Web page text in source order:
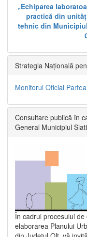
„Echiparea
practică din
tehnic din Municipiul
Strategia Națională
Monitorul Oficial
Consultare publică în
General Municipiul
În cadrul procesului
elaborarea Planului